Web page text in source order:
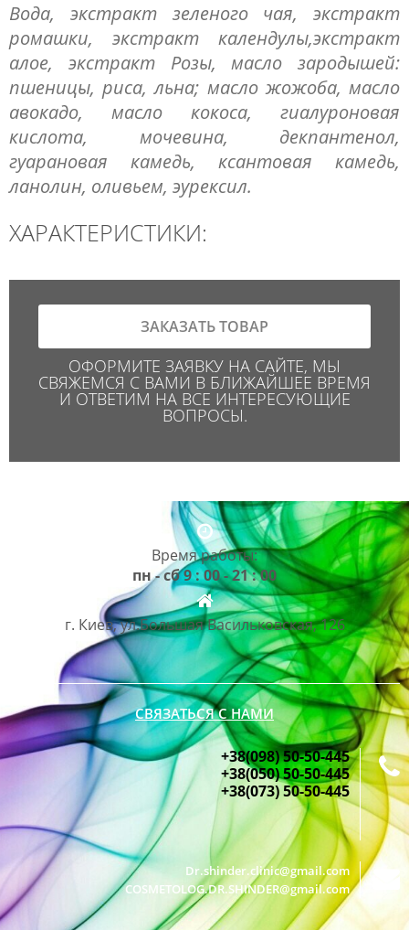
Вода, экстракт зеленого чая, экстракт
ромашки, экстракт календулы,экстракт
алое, экстракт Розы, масло зародышей:
пшеницы, риса, льна; масло жожоба, масло
авокадо, масло кокоса, гиалуроновая
кислота, мочевина, декпантенол,
гуарановая камедь, ксантовая камедь,
ланолин, оливьем, эурексил.
ХАРАКТЕРИСТИКИ:
ЗАКАЗАТЬ ТОВАР
ОФОРМИТЕ ЗАЯВКУ НА САЙТЕ, МЫ
СВЯЖЕМСЯ С ВАМИ В БЛИЖАЙШЕЕ ВРЕМЯ
И ОТВЕТИМ НА ВСЕ ИНТЕРЕСУЮЩИЕ
ВОПРОСЫ.
Время работы:
пн - сб 9 : 00 - 21 : 00
г. Киев, ул.Большая Васильковская, 126
СВЯЗАТЬСЯ С НАМИ
+38(098) 50-50-445
+38(050) 50-50-445
+38(073) 50-50-445
Dr.shinder.clinic@gmail.com
COSMETOLOG.DR.SHINDER@gmail.com